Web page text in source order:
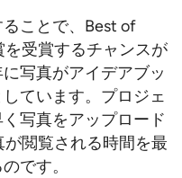
ことで、Best of
受賞するチャンスが
写真がアイデアブッ
ています。プロジェ
写真をアップロード
閲覧される時間を最
です。